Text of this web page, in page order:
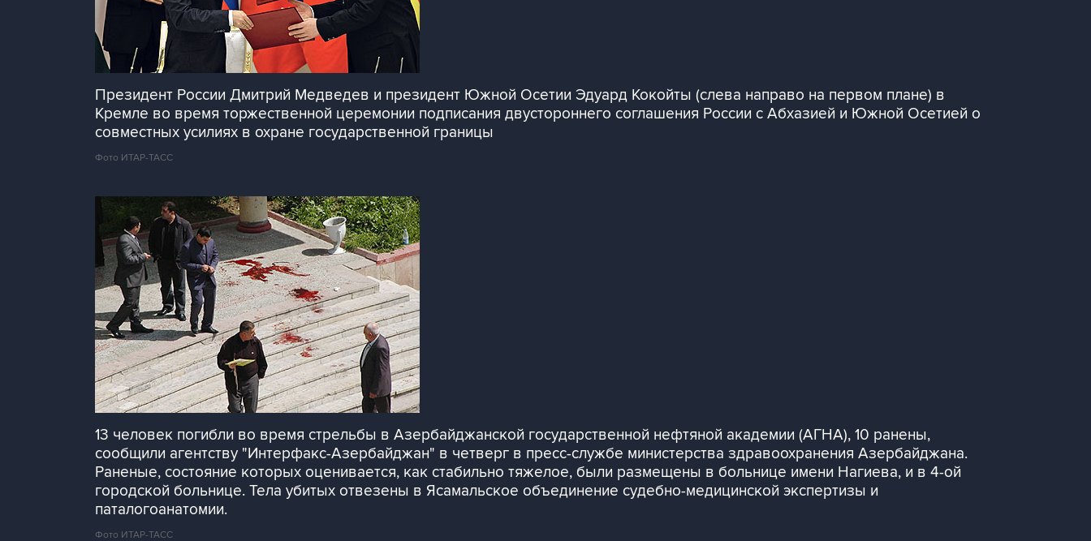
Президент России Дмитрий Медведев и президент Южной Осетии Эдуард Кокойты (слева направо на первом плане) в
Кремле во время торжественной церемонии подписания двустороннего соглашения России с Абхазией и Южной Осетией о
совместных усилиях в охране государственной границы
Фото ИТАР-ТАСС
13 человек погибли во время стрельбы в Азербайджанской государственной нефтяной академии (АГНА), 10 ранены,
сообщили агентству "Интерфакс-Азербайджан" в четверг в пресс-службе министерства здравоохранения Азербайджана.
Раненые, состояние которых оценивается, как стабильно тяжелое, были размещены в больнице имени Нагиева, и в 4-ой
городской больнице. Тела убитых отвезены в Ясамальское объединение судебно-медицинской экспертизы и
паталогоанатомии.
Фото ИТАР-ТАСС